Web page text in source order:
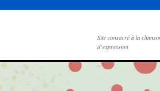
Site consacré à la
d’expression